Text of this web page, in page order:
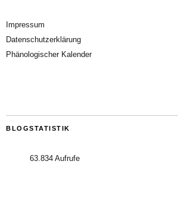
Impressum
Datenschutzerklärung
Phänologischer Kalender
BLOGSTATISTIK
63.834 Aufrufe